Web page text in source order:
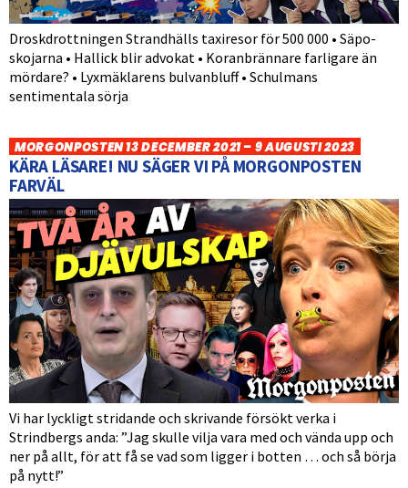
Droskdrottningen Strandhälls taxiresor för 500 000 • Säpo-
skojarna • Hallick blir advokat • Koranbrännare farligare än
mördare? • Lyxmäklarens bulvanbluff • Schulmans
sentimentala sörja
MORGONPOSTEN 13 DECEMBER 2021 – 9 AUGUSTI 2023
KÄRA LÄSARE! NU SÄGER VI PÅ MORGONPOSTEN
FARVÄL
Vi har lyckligt stridande och skrivande försökt verka i
Strindbergs anda: ”Jag skulle vilja vara med och vända upp och
ner på allt, för att få se vad som ligger i botten … och så börja
på nytt!”